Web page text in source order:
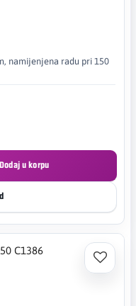
namijenjena radu pri 150
Dodaj u korpu